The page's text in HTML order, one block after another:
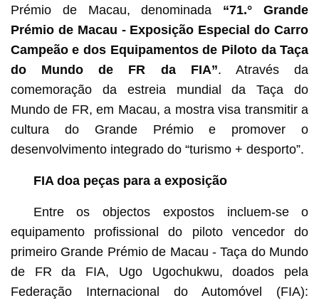
Prémio de Macau, denominada “71.° Grande
Prémio de Macau - Exposição Especial do Carro
Campeão e dos Equipamentos de Piloto da Taça
do Mundo de FR da FIA”. Através da
comemoração da estreia mundial da Taça do
Mundo de FR, em Macau, a mostra visa transmitir a
cultura do Grande Prémio e promover o
desenvolvimento integrado do “turismo + desporto”.
FIA doa peças para a exposição
Entre os objectos expostos incluem-se o
equipamento profissional do piloto vencedor do
primeiro Grande Prémio de Macau - Taça do Mundo
de FR da FIA, Ugo Ugochukwu, doados pela
Federação Internacional do Automóvel (FIA):